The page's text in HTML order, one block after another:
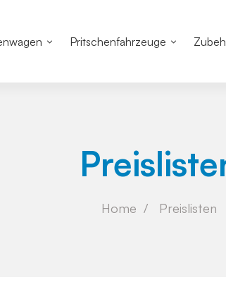
Pritschenfahrzeuge
Home Preislisten